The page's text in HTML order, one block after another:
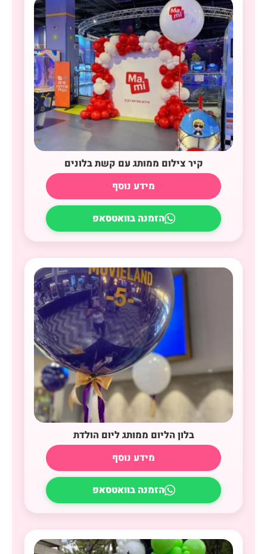
קיר צילום ממותג עם קשת בלונים
מידע נוסף
הזמנה בוואטסאפ
בלון הליום ממותג ליום הולדת
מידע נוסף
הזמנה בוואטסאפ